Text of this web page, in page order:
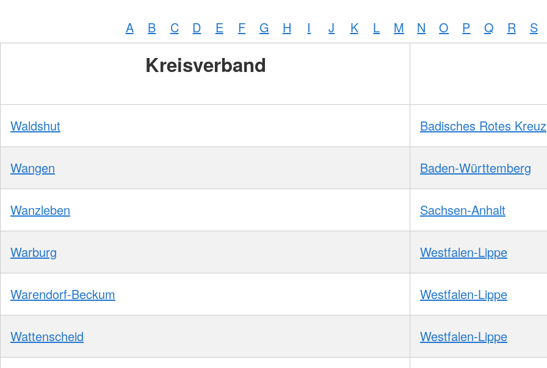
A B C D E F G H I J K L M N O P Q R S
Kreisverband
Waldshut Badisches Rotes Kreuz
Wangen Baden-Württemberg
Wanzleben Sachsen-Anhalt
Warburg Westfalen-Lippe
Warendorf-Beckum Westfalen-Lippe
Wattenscheid Westfalen-Lippe